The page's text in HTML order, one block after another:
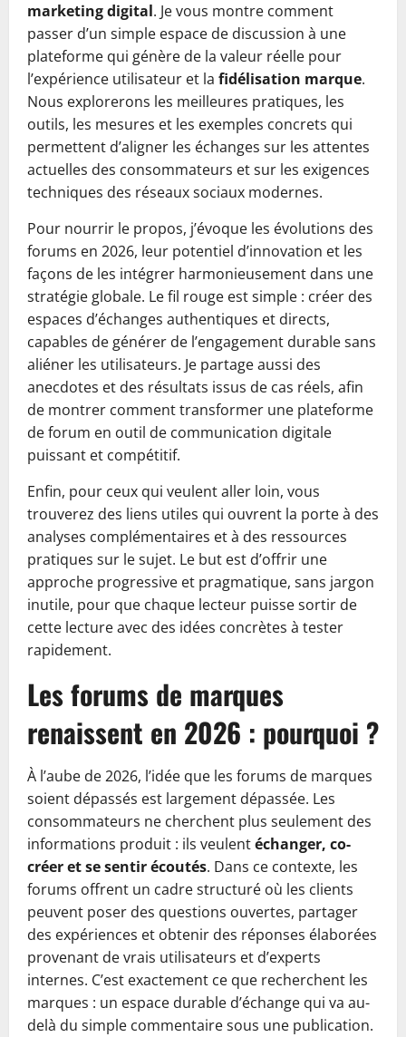
marketing digital. Je vous montre comment
passer d’un simple espace de discussion à une
plateforme qui génère de la valeur réelle pour
l’expérience utilisateur et la fidélisation marque.
Nous explorerons les meilleures pratiques, les
outils, les mesures et les exemples concrets qui
permettent d’aligner les échanges sur les attentes
actuelles des consommateurs et sur les exigences
techniques des réseaux sociaux modernes.
Pour nourrir le propos, j’évoque les évolutions des
forums en 2026, leur potentiel d’innovation et les
façons de les intégrer harmonieusement dans une
stratégie globale. Le fil rouge est simple : créer des
espaces d’échanges authentiques et directs,
capables de générer de l’engagement durable sans
aliéner les utilisateurs. Je partage aussi des
anecdotes et des résultats issus de cas réels, afin
de montrer comment transformer une plateforme
de forum en outil de communication digitale
puissant et compétitif.
Enfin, pour ceux qui veulent aller loin, vous
trouverez des liens utiles qui ouvrent la porte à des
analyses complémentaires et à des ressources
pratiques sur le sujet. Le but est d’offrir une
approche progressive et pragmatique, sans jargon
inutile, pour que chaque lecteur puisse sortir de
cette lecture avec des idées concrètes à tester
rapidement.
Les forums de marques
renaissent en 2026 : pourquoi ?
À l’aube de 2026, l’idée que les forums de marques
soient dépassés est largement dépassée. Les
consommateurs ne cherchent plus seulement des
informations produit : ils veulentéchanger, co-
créer et se sentir écoutés. Dans ce contexte, les
forums offrent un cadre structuré où les clients
peuvent poser des questions ouvertes, partager
des expériences et obtenir des réponses élaborées
provenant de vrais utilisateurs et d’experts
internes. C’est exactement ce que recherchent les
marques : un espace durable d’échange qui va au-
delà du simple commentaire sous une publication.